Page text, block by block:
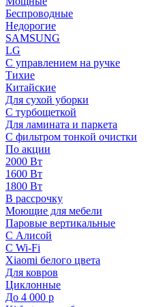
Беспроводные
Недорогие
SAMSUNG
LG
С управлением на ручке
Тихие
Китайские
Для сухой уборки
С турбощеткой
Для ламината и паркета
С фильтром тонкой очистки
По акции
2000 Вт
1600 Вт
1800 Вт
В рассрочку
Моющие для мебели
Паровые вертикальные
С Алисой
С Wi-Fi
Xiaomi белого цвета
Для ковров
Циклонные
До 4 000 р